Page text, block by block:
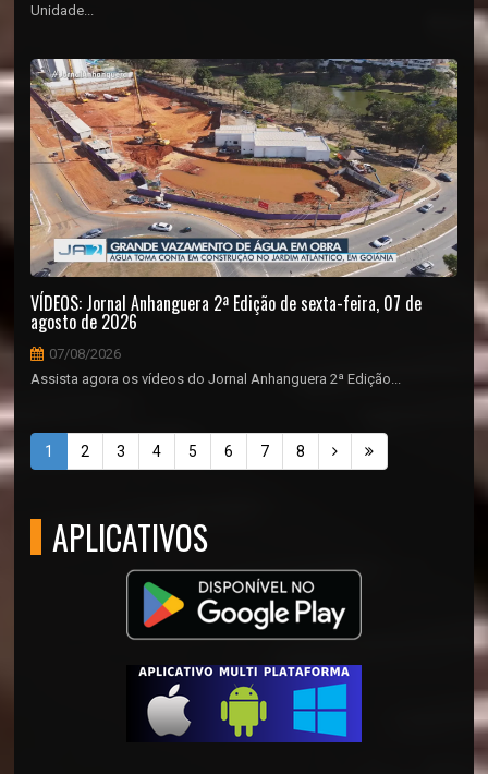
Unidade...
VÍDEOS: Jornal Anhanguera 2ª Edição de sexta-feira, 07 de
agosto de 2026
07/08/2026
Assista agora os vídeos do Jornal Anhanguera 2ª Edição...
1 2 3 4 5 6 7 8
APLICATIVOS